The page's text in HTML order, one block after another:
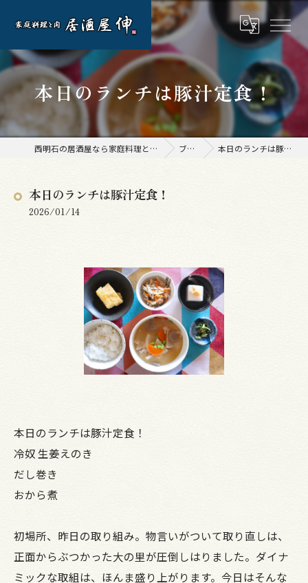
本日のランチは豚汁定食！
西明石の居酒屋なら家庭料理と肉 居酒屋 伸 ブログ 本日のランチは豚汁定食！
本日のランチは豚汁定食！
2026/01/14
本日のランチは豚汁定食！
冷奴 生姜えのき
だし巻き
おから煮
初場所、昨日の取り組み。物言いがついて取り直しは、
正面からぶつかった大の里が圧倒しはりました。ダイナ
ミックな取組は、ほんま盛り上がります。今日はそんな